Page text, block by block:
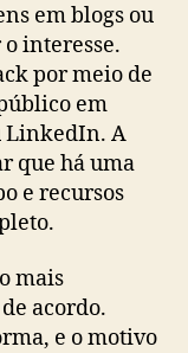
em blogs ou
interesse.
por meio de
em
LinkedIn. A
que há uma
e recursos
mais
acordo.
e o motivo